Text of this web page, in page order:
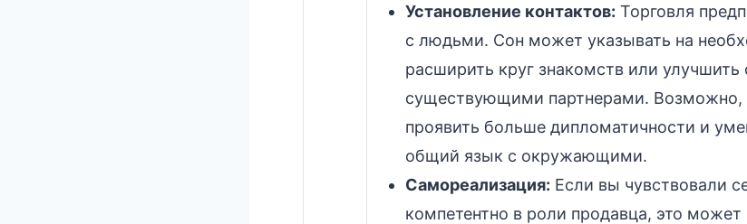
Установление контактов: Торговля
с людьми. Сон может указывать на
расширить круг знакомств или улучшить
существующими партнерами. Возможно,
проявить больше дипломатичности и
общий язык с окружающими.
Самореализация: Если вы чувствовали
компетентно в роли продавца, это может